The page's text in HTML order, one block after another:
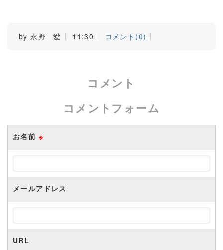
by 永野 愛 11:30 コメント(0)
コメント
コメントフォーム
お名前 ※
メールアドレス
URL